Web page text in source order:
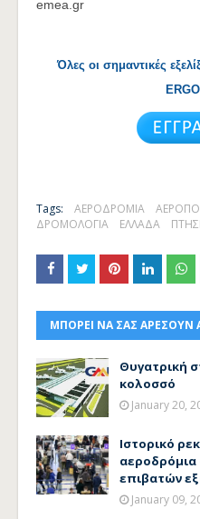
emea.gr
Όλες οι σημαντικές
Tags: ΑΕΡΟΔΡΟΜΙΑ
ΔΡΟΜΟΛΟΓΙΑ
ΕΛΛΑΔΑ
ΜΠΟΡΕΙ ΝΑ ΣΑΣ ΑΡΕΣΟΥΝ
Θυγατρική
κολοσσό
January 20,
Ιστορικό
αεροδρόμια
επιβατών
January 09,